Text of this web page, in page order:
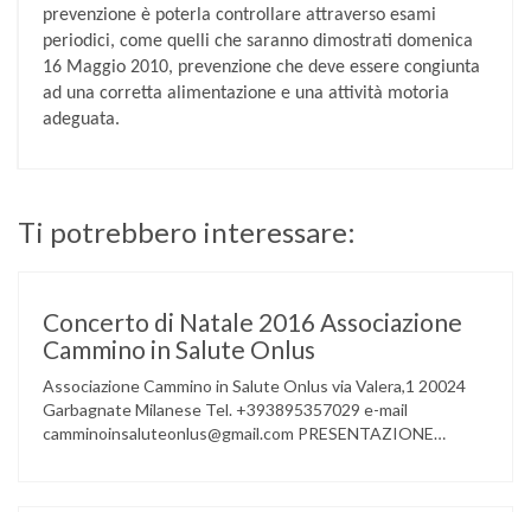
prevenzione è poterla controllare attraverso esami
periodici, come quelli che saranno dimostrati domenica
16 Maggio 2010, prevenzione che deve essere congiunta
ad una corretta alimentazione e una attività motoria
adeguata.
Ti potrebbero interessare:
Concerto di Natale 2016 Associazione
Cammino in Salute Onlus
Associazione Cammino in Salute Onlus via Valera,1 20024
Garbagnate Milanese Tel. +393895357029 e-mail
camminoinsaluteonlus@gmail.com PRESENTAZIONE